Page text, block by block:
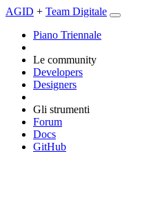
AGID + Team Digitale
Piano Triennale
Le community
Developers
Designers
Gli strumenti
Forum
Docs
GitHub